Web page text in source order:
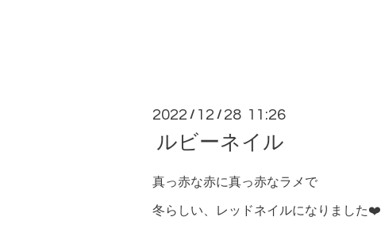
2022 / 12 / 28 11:26
ルビーネイル
真っ赤な赤に真っ赤なラメで
冬らしい、レッドネイルになりました❤️